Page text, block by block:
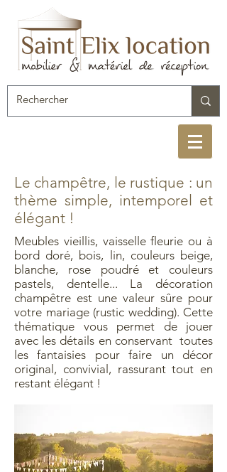
Le champêtre, le rustique : un
thème simple, intemporel et
élégant !
Meubles vieillis, vaisselle fleurie ou à
bord doré, bois, lin, couleurs beige,
blanche, rose poudré et couleurs
pastels, dentelle... La décoration
champêtre est une valeur sûre pour
votre mariage (rustic wedding). Cette
thématique vous permet de jouer
avec les détails en conservant toutes
les fantaisies pour faire un décor
original, convivial, rassurant tout en
restant élégant !